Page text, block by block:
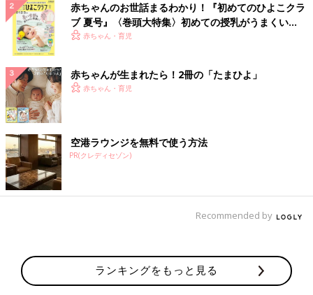
赤ちゃんのお世話まるわかり！『初めてのひよこクラ
ブ 夏号』〈巻頭大特集〉初めての授乳がうまくい
く！ おっぱい・ミルクの基本と夏のトラブル 解決テ
赤ちゃん・育児
赤ちゃんが生まれたら！2冊の「たまひよ」
赤ちゃん・育児
空港ラウンジを無料で使う方法
PR(クレディセゾン)
Recommended by
ランキングをもっと見る